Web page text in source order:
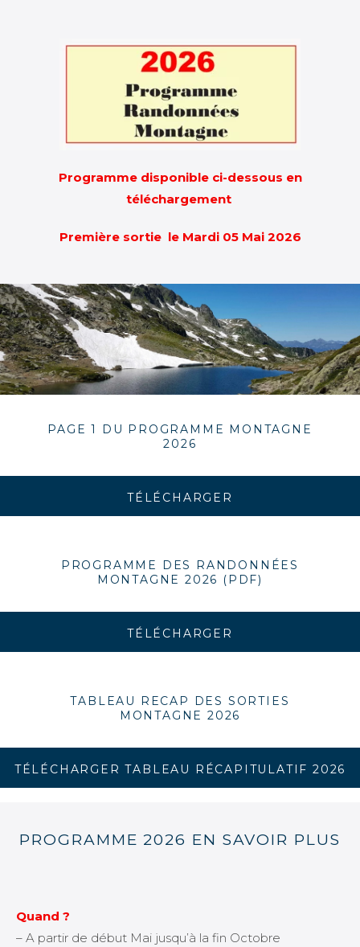
Programme disponible ci-dessous en
téléchargement
Première sortie le Mardi 05 Mai 2026
PAGE 1 DU PROGRAMME MONTAGNE
2026
TÉLÉCHARGER
PROGRAMME DES RANDONNÉES
MONTAGNE 2026 (PDF)
TÉLÉCHARGER
TABLEAU RECAP DES SORTIES
MONTAGNE 2026
TÉLÉCHARGER TABLEAU RÉCAPITULATIF 2026
PROGRAMME 2026 EN SAVOIR PLUS
Quand ?
– A partir de début Mai jusqu’à la fin Octobre